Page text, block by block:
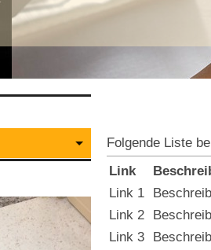
Folgende Liste
Link
Link 1
Link 2
Link 3